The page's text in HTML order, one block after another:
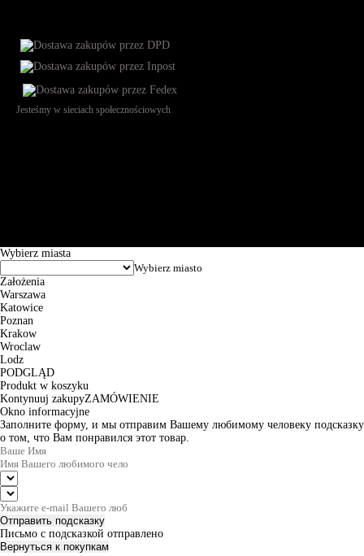
Jesteśmy w sieciach społecznościowych
Wybierz miasta
Założenia
Warszawa
Katowice
Poznan
Krakow
Wroclaw
Lodz
PODGLĄD
Produkt w koszyku
Kontynuuj zakupyZAMÓWIENIE
Okno informacyjne
Заполните форму, и мы отправим Вашему любимому человеку подсказку
о том, что Вам понравился этот товар.
Отправить подсказку
Письмо с подсказкой отправлено
Вернуться к покупкам